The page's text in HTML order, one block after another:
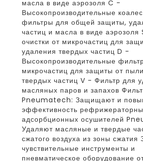
масла в виде аэрозоля C -
Высокопроизводительные
фильтры для общей защиты,
частиц и масла в виде
очистки от микрочастиц для
удаления твердых частиц D -
Высокопроизводительные
микрочастиц для защиты от
твердых частиц V - Фильтр для
масляных паров и запахов
Pneumatech: Защищают и
эффективность
адсорбционных осушителей
Удаляют масляные и твердые
сжатого воздуха из зоны
чувствительные инструменты и
пневматическое оборудование